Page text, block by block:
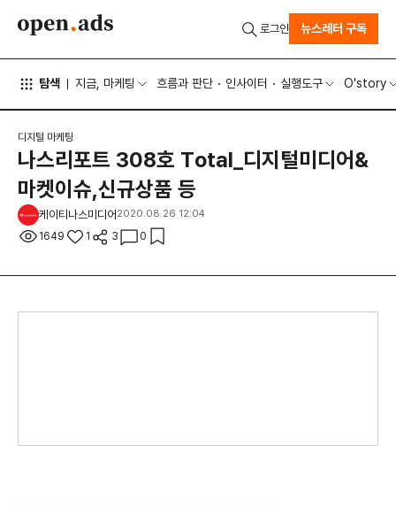
탐색 지금, 마케팅 흐름과 판단 인사이터 실행도구 O'story
로그인 뉴스레터 구독
디지털 마케팅
나스리포트 308호 Total_디지털미디어&
마켓이슈,신규상품 등
케이티나스미디어 2020.08.26 12:04
1649 1 3 0